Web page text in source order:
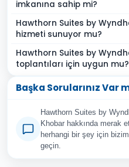
imkanına sahip mi?
Hawthorn Suites by
hizmeti sunuyor mu?
Hawthorn Suites by
toplantıları için uygun mu?
Başka Sorularınız Var
Hawthorn Suites by
Khobar hakkında merak
herhangi bir şey için
geçin.